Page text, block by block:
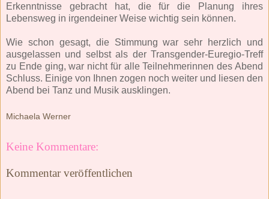
Erkenntnisse gebracht hat, die für die Planung ihres
Lebensweg in irgendeiner Weise wichtig sein können.
Wie schon gesagt, die Stimmung war sehr herzlich und
ausgelassen und selbst als der Transgender-Euregio-Treff
zu Ende ging, war nicht für alle Teilnehmerinnen des Abend
Schluss. Einige von Ihnen zogen noch weiter und liesen den
Abend bei Tanz und Musik ausklingen.
Michaela Werner
Keine Kommentare:
Kommentar veröffentlichen